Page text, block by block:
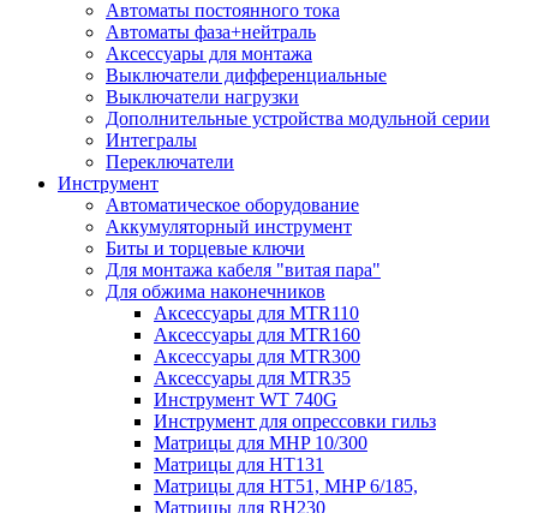
Автоматы постоянного тока
Автоматы фаза+нейтраль
Аксессуары для монтажа
Выключатели дифференциальные
Выключатели нагрузки
Дополнительные устройства модульной серии
Интегралы
Переключатели
Инструмент
Автоматическое оборудование
Аккумуляторный инструмент
Биты и торцевые ключи
Для монтажа кабеля "витая пара"
Для обжима наконечников
Аксессуары для MTR110
Аксессуары для MTR160
Аксессуары для MTR300
Аксессуары для MTR35
Инструмент WT 740G
Инструмент для опрессовки гильз
Матрицы для MHP 10/300
Матрицы для НТ131
Матрицы для НТ51, MHP 6/185,
Матрицы для RH230